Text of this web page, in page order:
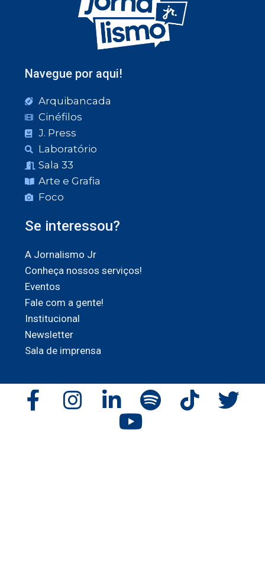
Navegue por aqui!
Arquibancada
Cinéfilos
J. Press
Laboratório
Sala 33
Arte e Grafia
Foco
Se interessou?
A Jornalismo Jr
Conheça nossos serviços!
Eventos
Fale com a gente!
Institucional
Newsletter
Sala de imprensa